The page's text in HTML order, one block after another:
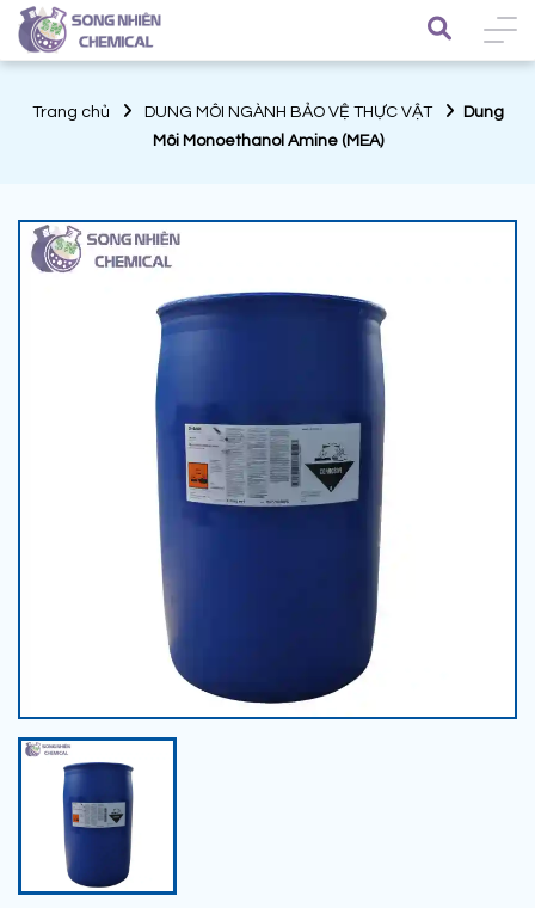
Trang chủ DUNG MÔI NGÀNH BẢO VỆ THỰC VẬT
Dung
Môi Monoethanol Amine (MEA)